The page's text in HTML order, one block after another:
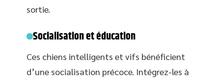
sortie.
Socialisation et éducation
Ces chiens intelligents et vifs bénéficient
d’une socialisation précoce. Intégrez-les à